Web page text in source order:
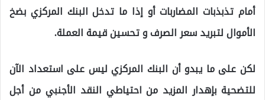
أمام تذبذبات المضاربات أو إذا ما تدخل البنك المركزي بضخ
الأموال لتبريد سعر الصرف و تحسين قيمة العملة.
لكن على ما يبدو أن البنك المركزي ليس على استعداد الآن
للتضحية بإهدار المزيد من احتياطي النقد الأجنبي من أجل